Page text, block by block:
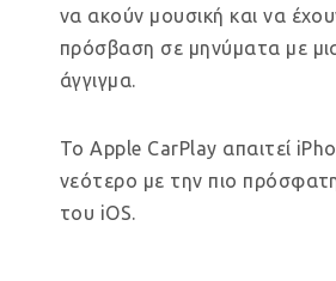
να ακούν μουσική και να
πρόσβαση σε μηνύματα με
άγγιγμα.
Το Apple CarPlay απαιτεί
νεότερο με την πιο
του iOS.